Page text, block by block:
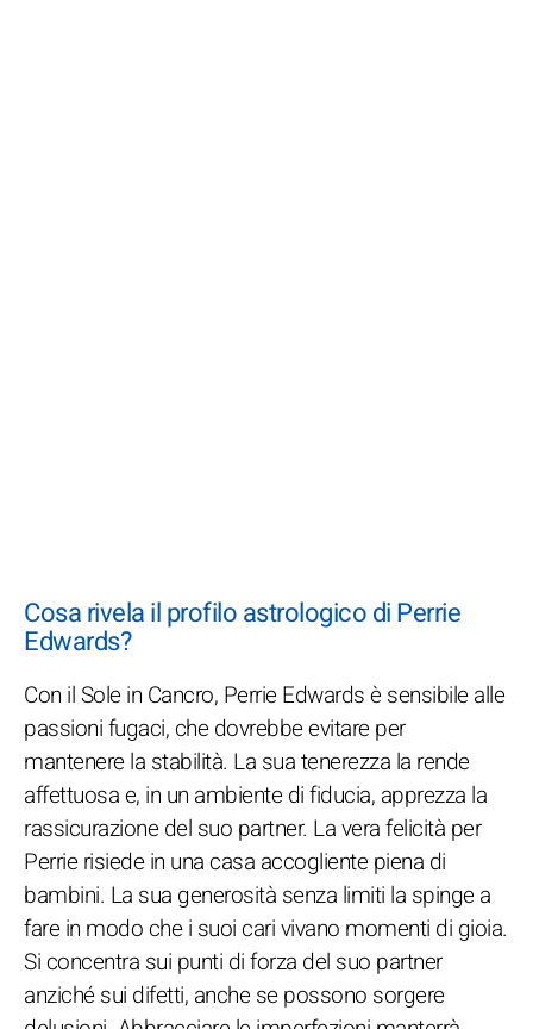
Cosa rivela il profilo astrologico di Perrie
Edwards?
Con il Sole in Cancro, Perrie Edwards è sensibile alle
passioni fugaci, che dovrebbe evitare per
mantenere la stabilità. La sua tenerezza la rende
affettuosa e, in un ambiente di fiducia, apprezza la
rassicurazione del suo partner. La vera felicità per
Perrie risiede in una casa accogliente piena di
bambini. La sua generosità senza limiti la spinge a
fare in modo che i suoi cari vivano momenti di gioia.
Si concentra sui punti di forza del suo partner
anziché sui difetti, anche se possono sorgere